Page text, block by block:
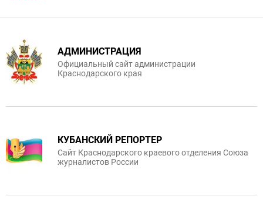
АДМИНИСТРАЦИЯ
Официальный сайт администрации
Краснодарского края
КУБАНСКИЙ РЕПОРТЕР
Сайт Краснодарского краевого отделения Союза
журналистов России